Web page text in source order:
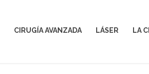
CIRUGÍA AVANZADA LÁSER LA